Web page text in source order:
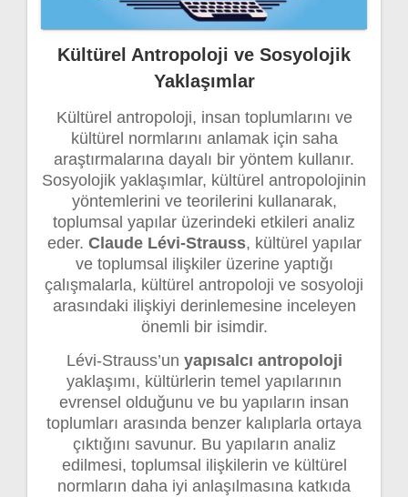
Kültürel Antropoloji ve Sosyolojik
Yaklaşımlar
Kültürel antropoloji, insan toplumlarını ve
kültürel normlarını anlamak için saha
araştırmalarına dayalı bir yöntem kullanır.
Sosyolojik yaklaşımlar, kültürel antropolojinin
yöntemlerini ve teorilerini kullanarak,
toplumsal yapılar üzerindeki etkileri analiz
eder. Claude Lévi-Strauss, kültürel yapılar
ve toplumsal ilişkiler üzerine yaptığı
çalışmalarla, kültürel antropoloji ve sosyoloji
arasındaki ilişkiyi derinlemesine inceleyen
önemli bir isimdir.
Lévi-Strauss’un yapısalcı antropoloji
yaklaşımı, kültürlerin temel yapılarının
evrensel olduğunu ve bu yapıların insan
toplumları arasında benzer kalıplarla ortaya
çıktığını savunur. Bu yapıların analiz
edilmesi, toplumsal ilişkilerin ve kültürel
normların daha iyi anlaşılmasına katkıda